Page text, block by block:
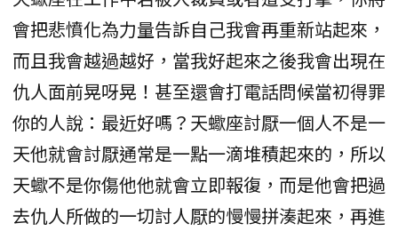
會把悲憤化為力量告訴自己我會再重新站起來，
而且我會越過越好，當我好起來之後我會出現在
仇人面前晃呀晃！甚至還會打電話問候當初得罪
你的人說：最近好嗎？天蠍座討厭一個人不是一
天他就會討厭通常是一點一滴堆積起來的，所以
天蠍不是你傷他他就會立即報復，而是他會把過
去仇人所做的一切討人厭的慢慢拼湊起來，再進